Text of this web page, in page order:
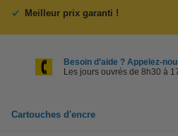
Meilleur prix garanti !
Besoin d’aide ? Appelez-
Les jours ouvrés de 8h30 à
Cartouches d'encre